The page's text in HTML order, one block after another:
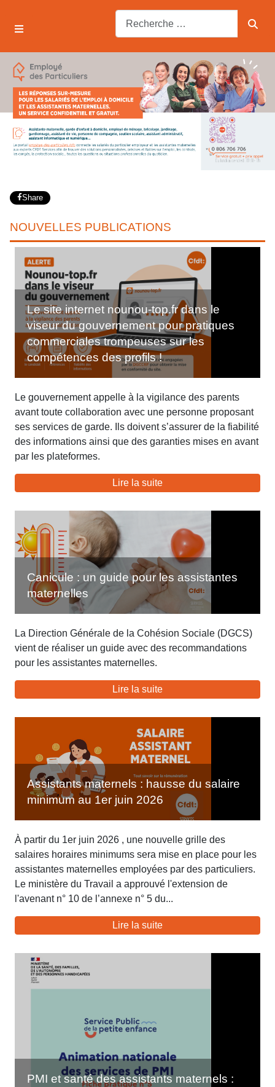
Share
NOUVELLES PUBLICATIONS
Le site internet nounou-top.fr dans le
viseur du gouvernement pour pratiques
commerciales trompeuses sur les
compétences des profils !
Le gouvernement appelle à la vigilance des parents
avant toute collaboration avec une personne proposant
ses services de garde. Ils doivent s’assurer de la fiabilité
des informations ainsi que des garanties mises en avant
par les plateformes.
Lire la suite
Canicule : un guide pour les assistantes
maternelles
La Direction Générale de la Cohésion Sociale (DGCS)
vient de réaliser un guide avec des recommandations
pour les assistantes maternelles.
Lire la suite
Assistants maternels : hausse du salaire
minimum au 1er juin 2026
À partir du 1er juin 2026 , une nouvelle grille des
salaires horaires minimums sera mise en place pour les
assistantes maternelles employées par des particuliers.
Le ministère du Travail a approuvé l'extension de
l'avenant n° 10 de l’annexe n° 5 du...
Lire la suite
PMI et santé des assistants maternels :